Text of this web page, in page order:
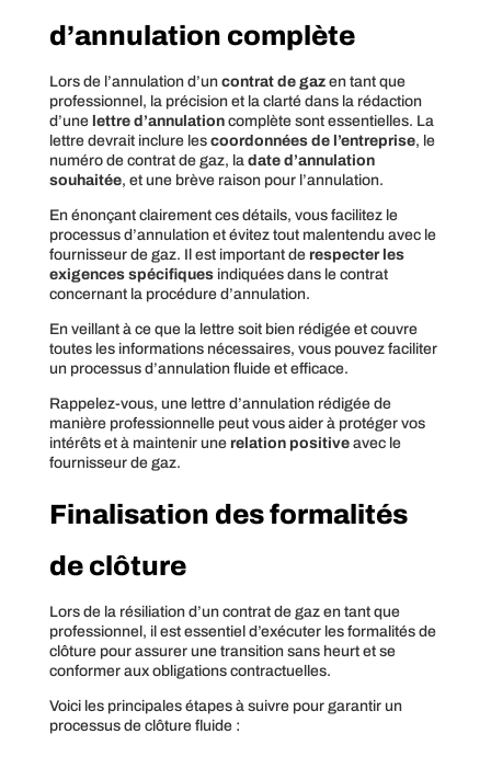
d’annulation complète
Lors de l’annulation d’un contrat de gazen tant que
professionnel, la précision et la clarté dans la rédaction
d’une lettre d’annulationcomplète sont essentielles. La
lettre devrait inclure les coordonnées de l’entreprise, le
numéro de contrat de gaz, la date d’annulation
souhaitée, et une brève raison pour l’annulation.
En énonçant clairement ces détails, vous facilitez le
processus d’annulation et évitez tout malentendu avec le
fournisseur de gaz. Il est important de respecter les
exigences spécifiquesindiquées dans le contrat
concernant la procédure d’annulation.
En veillant à ce que la lettre soit bien rédigée et couvre
toutes les informations nécessaires, vous pouvez faciliter
un processus d’annulation fluide et efficace.
Rappelez-vous, une lettre d’annulation rédigée de
manière professionnelle peut vous aider à protéger vos
intérêts et à maintenir une relation positiveavec le
fournisseur de gaz.
Finalisation des formalités
de clôture
Lors de la résiliation d’un contrat de gaz en tant que
professionnel, il est essentiel d’exécuter les formalités de
clôture pour assurer une transition sans heurt et se
conformer aux obligations contractuelles.
Voici les principales étapes à suivre pour garantir un
processus de clôture fluide :